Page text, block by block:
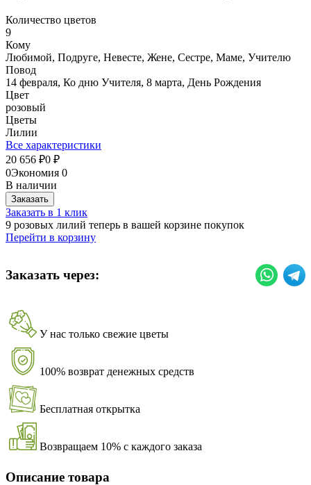
Количество цветов
9
Кому
Любимой, Подруге, Невесте, Жене, Сестре, Маме, Учителю
Повод
14 февраля, Ко дню Учителя, 8 марта, День Рождения
Цвет
розовый
Цветы
Лилии
Все характеристики
20 656 ₽0 ₽
0Экономия 0
В наличии
Заказать
Заказать в 1 клик
9 розовых лилий теперь в вашей корзине покупок
Перейти в корзину
Заказать через:
У нас только свежие цветы
100% возврат денежных средств
Бесплатная открытка
Возвращаем 10% с каждого заказа
Описание товара